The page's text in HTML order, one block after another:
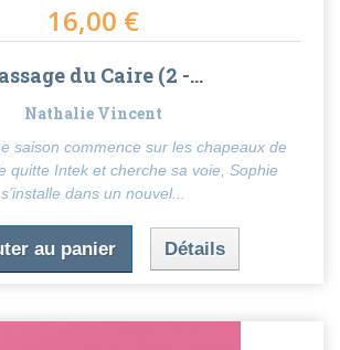
16,00 €
du Caire (2 -...
Nathalie Vincent
saison commence sur les chapeaux de
quitte Intek et cherche sa voie, Sophie
s’installe dans un nouvel...
au panier Détails